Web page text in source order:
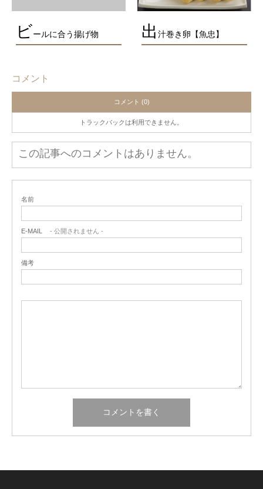
ビールに合う揚げ物 出 汁巻き卵【魚忠】
コメント
コメント (0)
トラックバックは利用できません。
この記事へのコメントはありません。
名前
E-MAIL - 公開されません -
備考